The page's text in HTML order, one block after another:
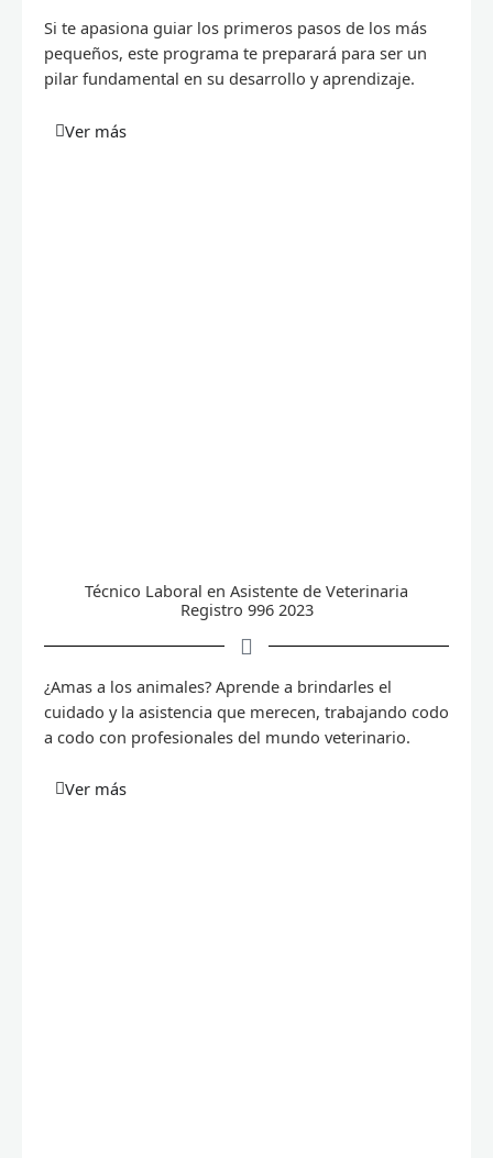
Si te apasiona guiar los primeros pasos de los más
pequeños, este programa te preparará para ser un
pilar fundamental en su desarrollo y aprendizaje.
Ver más
Técnico Laboral en Asistente de Veterinaria
Registro 996 2023
¿Amas a los animales? Aprende a brindarles el
cuidado y la asistencia que merecen, trabajando codo
a codo con profesionales del mundo veterinario.
Ver más